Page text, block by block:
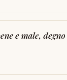
e male,